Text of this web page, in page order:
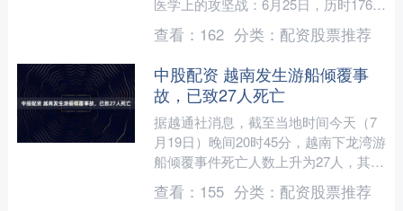
医学上的攻坚战：6月25日，历时176分
钟的经胸腹两切口食管癌根治术，让他
在8种基础病的....
查看： 162 分类： 配资股票推荐
中股配资 越南发生游船倾覆事
故，已致27人死亡
据越通社消息，截至当地时间今天（7
月19日）晚间20时45分，越南下龙湾游
船倾覆事件死亡人数上升为27人，其中
包括8名儿童。当天，越南总理范明政
签发紧急通知，要....
查看： 155 分类： 配资股票推荐